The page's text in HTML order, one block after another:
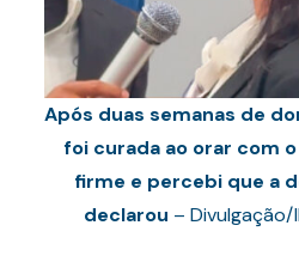
Após duas semanas de
foi curada ao orar com
firme e percebi que a
declarou – Divulgação/